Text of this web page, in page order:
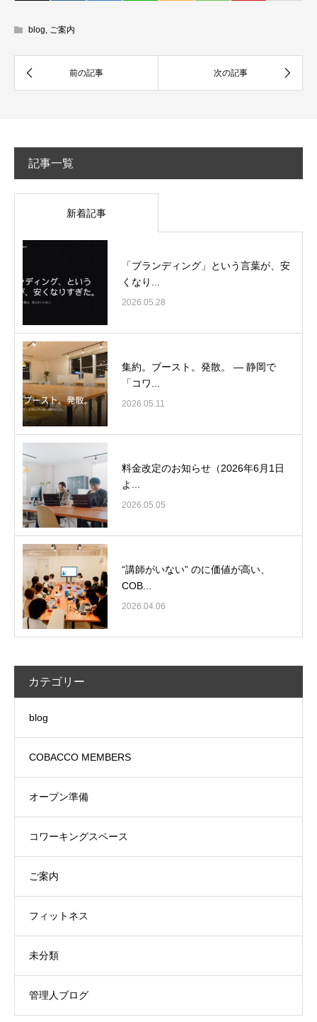
blog ご案内
記事一覧
新着記事
「ブランディング」という言葉が、安
くなり...
2026.05.28
集約。ブースト。発散。 ― 静岡で
「コワ...
2026.05.11
料金改定のお知らせ（2026年6月1日
よ...
2026.05.05
“講師がいない” のに価値が高い、
COB...
2026.04.06
カテゴリー
blog
COBACCO MEMBERS
オープン準備
コワーキングスペース
ご案内
フィットネス
未分類
管理人ブログ